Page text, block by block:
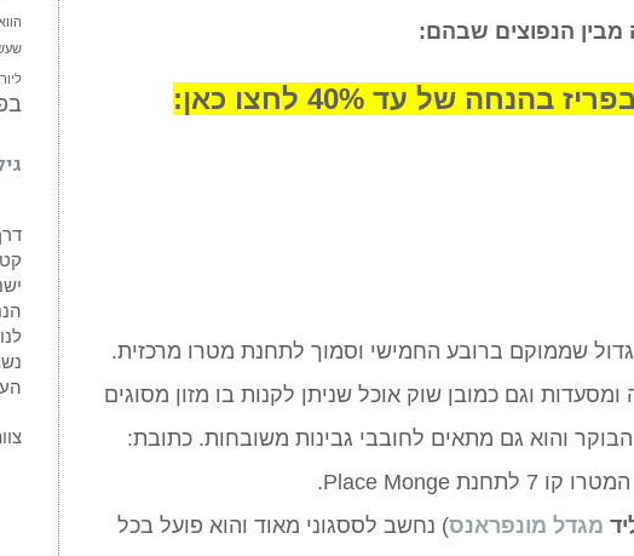
הנפוצים שבהם:
של עד 40% לחצו כאן:
שממוקם ברובע החמישי וסמוך לתחנת מטרו מרכזית.
וגם כמובן שוק אוכל שניתן לקנות בו מזון מסוגים
והוא גם מתאים לחובבי גבינות משובחות. כתובת:
מגדל מונפראנס) נחשב לססגוני מאוד והוא פועל בכל